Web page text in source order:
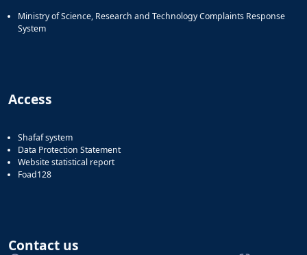
Ministry of Science, Research and Technology Complaints Response
System
Access
Shafaf system
Data Protection Statement
Website statistical report
Foad128
Contact us